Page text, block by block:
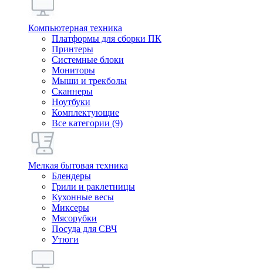
Компьютерная техника
Платформы для сборки ПК
Принтеры
Системные блоки
Мониторы
Мыши и трекболы
Сканнеры
Ноутбуки
Комплектующие
Все категории (9)
Мелкая бытовая техника
Блендеры
Грили и раклетницы
Кухонные весы
Миксеры
Мясорубки
Посуда для СВЧ
Утюги